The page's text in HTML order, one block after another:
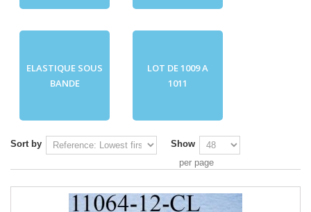
ELASTIQUE SOUS
BANDE
LOT DE 1009 A
1011
Sort by
Show
per page